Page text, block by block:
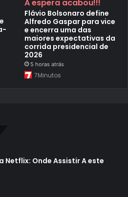
A espera acabou!!!
Flávio Bolsonaro define
Alfredo Gaspar para vice
e encerra uma das
maiores expectativas da
corrida presidencial de
2026
5 horas atrás
7Minutos
Netflix: Onde Assistir A este